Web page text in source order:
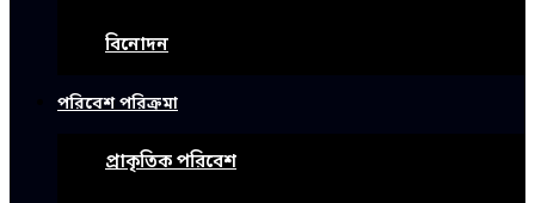
বিনোদন
পরিবেশ পরিক্রমা
প্রাকৃতিক পরিবেশ